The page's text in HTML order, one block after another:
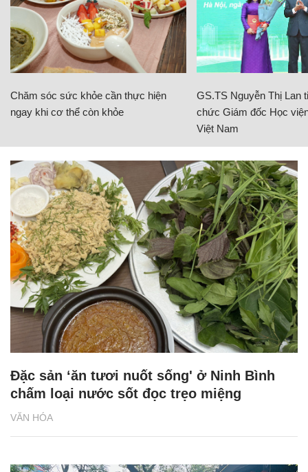
Chăm sóc sức khỏe cần thực hiện
ngay khi cơ thể còn khỏe
GS.TS Nguyễn Thị Lan
chức Giám đốc Học
Việt Nam
VĂN HÓA
Đặc sản ‘ăn tươi nuốt sống' ở Ninh Bình
chấm loại nước sốt đọc trẹo miệng